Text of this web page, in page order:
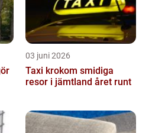
03 juni 2026
Taxi krokom smidiga
resor i jämtland året runt